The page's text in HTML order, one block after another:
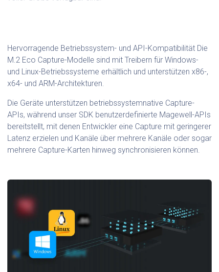
Hervorragende Betriebssystem- und API-Kompatibilität Die
M.2 Eco Capture-Modelle sind mit Treibern für Windows-
und Linux-Betriebssysteme erhältlich und unterstützen x86-,
x64- und ARM-Architekturen.
Die Geräte unterstützen betriebssystemnative Capture-
APIs, während unser SDK benutzerdefinierte Magewell-APIs
bereitstellt, mit denen Entwickler eine Capture mit geringerer
Latenz erzielen und Kanäle über mehrere Kanäle oder sogar
mehrere Capture-Karten hinweg synchronisieren können.